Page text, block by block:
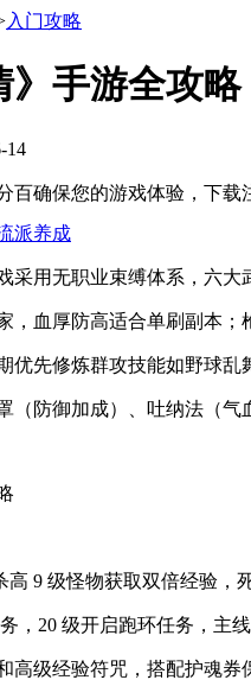
入门攻略
》手游全攻
14
百确保您的游戏体验，下载
派养成
采用无职业束缚体系，六大
，血厚防高适合单刷副本
优先修炼群攻技能如野球乱
（防御加成）、吐纳法（气
高 9 级怪物获取双倍经验，
，20 级开启跑环任务，主
高级经验符咒，搭配护魂券